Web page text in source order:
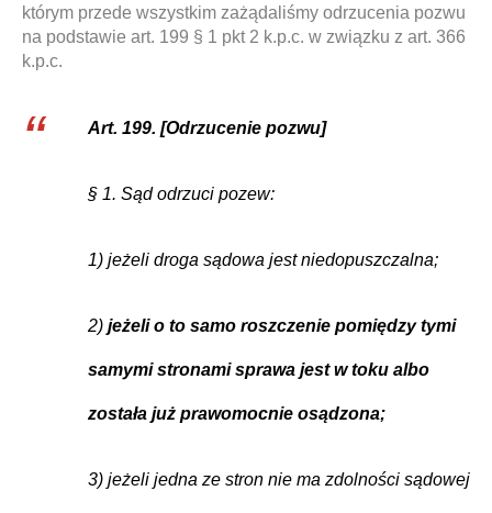
którym przede wszystkim zażądaliśmy odrzucenia pozwu
na podstawie art. 199 § 1 pkt 2 k.p.c. w związku z art. 366
k.p.c.
Art. 199. [Odrzucenie pozwu]
§ 1. Sąd odrzuci pozew:
1) jeżeli droga sądowa jest niedopuszczalna;
2) jeżeli o to samo roszczenie pomiędzy tymi
samymi stronami sprawa jest w toku albo
została już prawomocnie osądzona;
3) jeżeli jedna ze stron nie ma zdolności sądowej